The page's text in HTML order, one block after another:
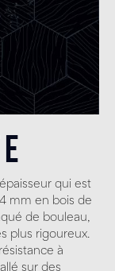
qui est
mm en bois de
de bouleau,
plus rigoureux.
à
sur des